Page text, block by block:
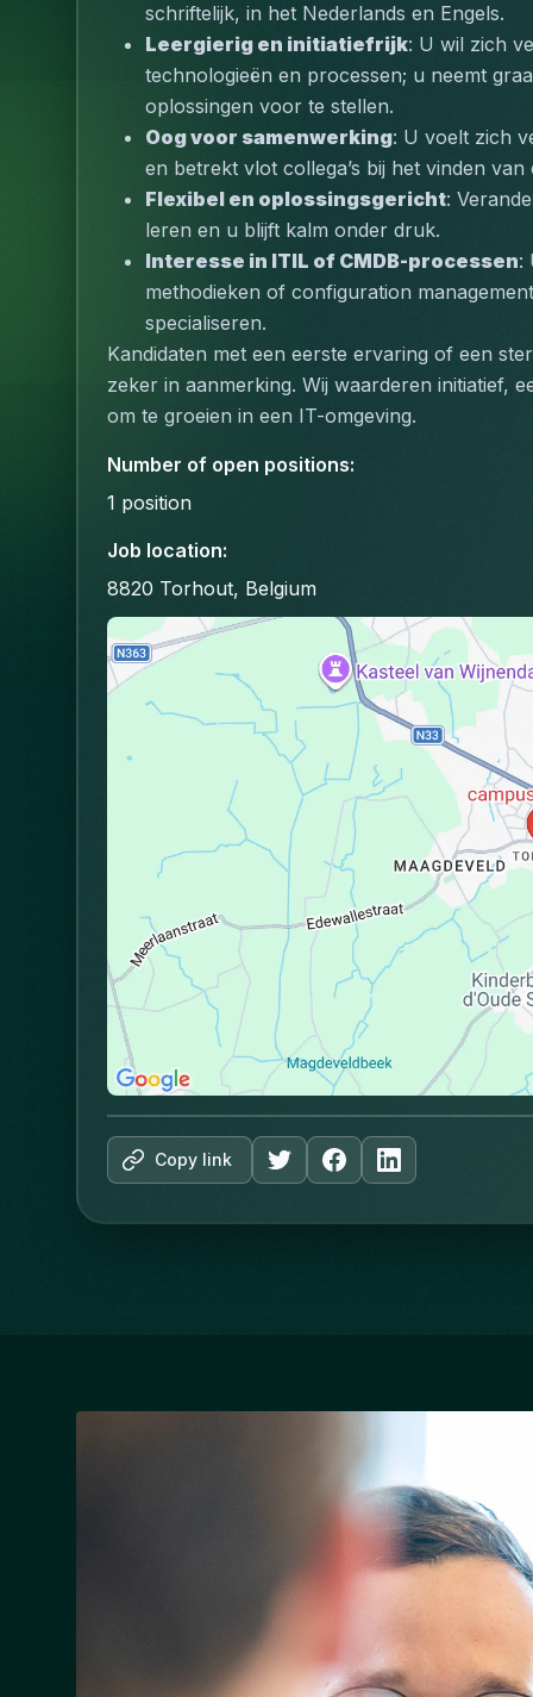
schriftelijk, in het Nederlands en Engels.
Leergierig en initiatiefrijk: U wil zich
technologieën en processen; u neemt
oplossingen voor te stellen.
Oog voor samenwerking: U voelt zich
en betrekt vlot collega’s bij het vinden van
Flexibel en oplossingsgericht:
leren en u blijft kalm onder druk.
Interesse in ITIL of CMDB-processen:
methodieken of configuration
specialiseren.
Kandidaten met een eerste ervaring of een
zeker in aanmerking. Wij waarderen initiatief,
om te groeien in een IT-omgeving.
Number of open positions:
1 position
Job location:
8820 Torhout, Belgium
Copy link